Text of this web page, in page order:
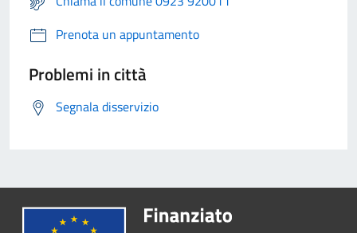
Prenota un appuntamento
Problemi in città
Segnala disservizio